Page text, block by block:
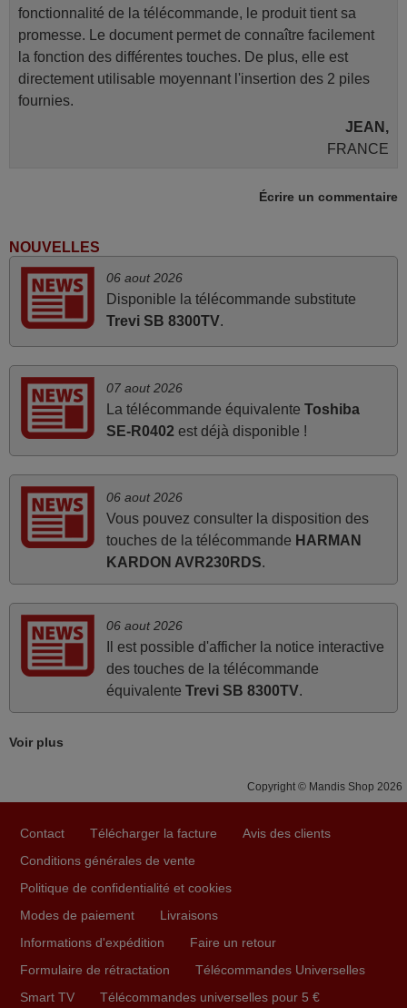
fonctionnalité de la télécommande, le produit tient sa
promesse. Le document permet de connaître facilement
la fonction des différentes touches. De plus, elle est
directement utilisable moyennant l'insertion des 2 piles
fournies.
JEAN,
FRANCE
mars 2026
d'une efficacité étonnante. Alors que la télécommande
d'origine ne fonctionnait plus (probablement le LED à
changer), et que certains boutons sur le Combiné Radio-
K7-DVD étaient inopérants. Voilà de quoi donner une
seconde vie à mes deux Panasonic haut de gamme des
années 90
FRANCE
juin 2026
Parfait.. je recommande..!
Joel,
Ravie de voir que ma commande effectuée a 13h30est
deja traitée et expédiée Je vous en remercie d’avance et
attend la réception Encore merci
Jacqueline,
mars 2026
Écrire un commentaire
NOUVELLES
06 aout 2026
Disponible la télécommande substitute
Trevi SB 8300TV.
07 aout 2026
La télécommande équivalente Toshiba
SE-R0402 est déjà disponible !
06 aout 2026
Vous pouvez consulter la disposition des
touches de la télécommande HARMAN
KARDON AVR230RDS.
06 aout 2026
Il est possible d'afficher la notice interactive
des touches de la télécommande
équivalente Trevi SB 8300TV.
Voir plus
Copyright © Mandis Shop 2026
Contact Télécharger la facture
Avis des clients
Conditions générales de vente
Politique de confidentialité et cookies
Modes de paiement
Livraisons
Informations d'expédition
Faire un retour
Formulaire de rétractation
Télécommandes Universelles
Smart TV
Télécommandes universelles pour 5 €